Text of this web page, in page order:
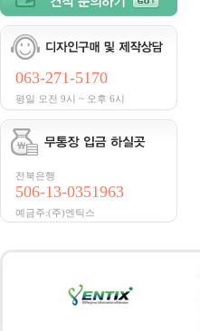
063-271-5170
평일 오전 9시 ~ 오후 6시
전북은행
506-13-0351963
예금주:(주)엔틱스